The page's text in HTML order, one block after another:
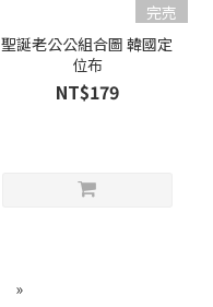
完売
聖誕老公公組合圖 韓國定
位布
NT$179
»